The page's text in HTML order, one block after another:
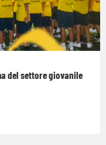
del settore giovanile